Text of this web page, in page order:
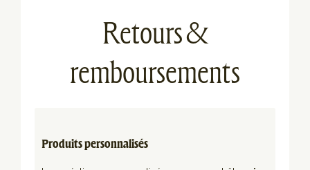
Retours &
remboursements
Produits personnalisés